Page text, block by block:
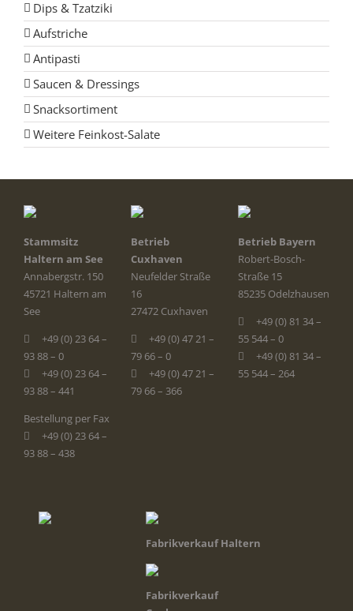
Dips & Tzatziki
Aufstriche
Antipasti
Saucen & Dressings
Snacksortiment
Weitere Feinkost-Salate
Stammsitz
Haltern am See
Annabergstr. 150
45721 Haltern am
See
+49 (0) 23 64 –
93 88 – 0
+49 (0) 23 64 –
93 88 – 441
Bestellung per Fax
+49 (0) 23 64 –
93 88 – 438
Betrieb
Cuxhaven
Neufelder Straße
16
27472 Cuxhaven
+49 (0) 47 21 –
79 66 – 0
+49 (0) 47 21 –
79 66 – 366
Betrieb Bayern
Robert-Bosch-
Straße 15
85235 Odelzhausen
+49 (0) 81 34 –
55 544 – 0
+49 (0) 81 34 –
55 544 – 264
Fabrikverkauf Haltern
Fabrikverkauf